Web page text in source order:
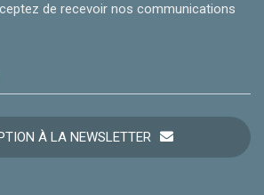
de recevoir nos communications
À LA NEWSLETTER